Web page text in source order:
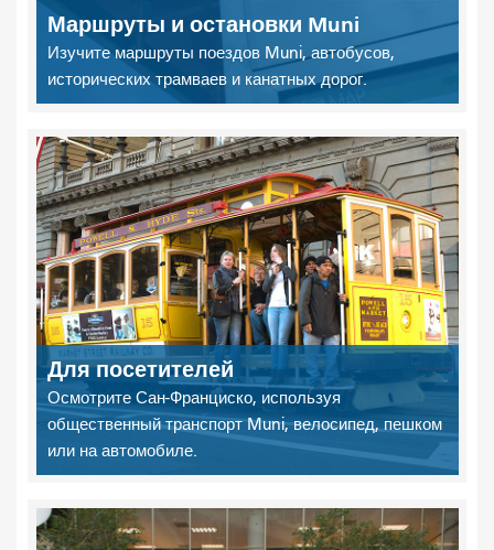
Маршруты и остановки Muni
Изучите маршруты поездов Muni, автобусов,
исторических трамваев и канатных дорог.
Для посетителей
Осмотрите Сан-Франциско, используя
общественный транспорт Muni, велосипед, пешком
или на автомобиле.